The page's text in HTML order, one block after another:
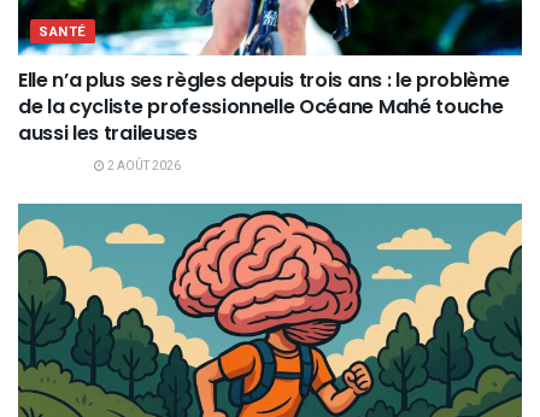
SANTÉ
Elle n’a plus ses règles depuis trois ans : le problème
de la cycliste professionnelle Océane Mahé touche
aussi les traileuses
2 AOÛT 2026